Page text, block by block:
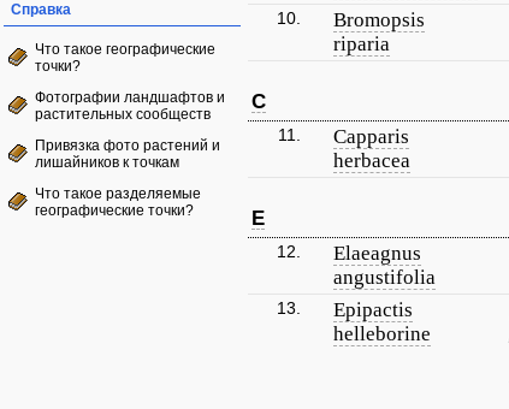
Справка
Что такое географические
точки?
Фотографии ландшафтов и
растительных сообществ
Привязка фото растений и
лишайников к точкам
Что такое разделяемые
географические точки?
10.
Bromopsis
riparia
C
11.
Capparis
herbacea
E
12.
Elaeagnus
angustifolia
13.
Epipactis
helleborine